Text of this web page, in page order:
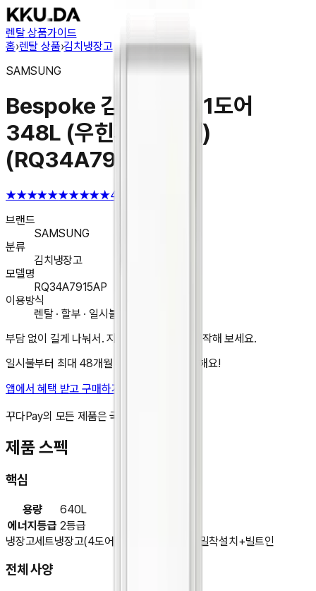
렌탈 상품가이드
홈›렌탈 상품›김치냉장고
SAMSUNG
Bespoke 김치냉장고 1도어
348L (우힌지, 우개폐)
(RQ34A7915AP)
★★★★★★★★★★4.6
브랜드
SAMSUNG
분류
김치냉장고
모델명
RQ34A7915AP
이용방식
렌탈 · 할부 · 일시불 구매
부담 없이 길게 나눠서. 지금 앱에서 렌탈을 시작해 보세요.
일시불부터 최대 48개월 무이자 할부도 가능해요!
앱에서 혜택 받고 구매하기
꾸다Pay의 모든 제품은 국내 정품입니다.
제품 스펙
핵심
용량
640L
에너지등급 2등급
냉장고세트냉장고(4도어) 밀착설치+빌트인
전체 사양